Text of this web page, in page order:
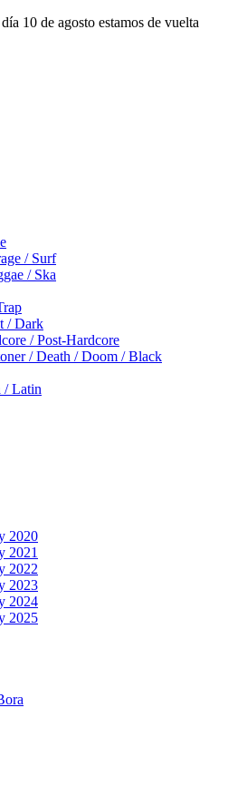
10 de agosto estamos de vuelta
/ Surf
/ Ska
/ Dark
/ Post-Hardcore
/ Death / Doom / Black
/ Latin
2020
2021
2022
2023
2024
2025